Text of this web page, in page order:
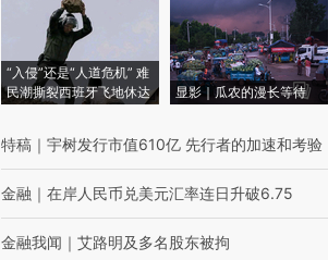
“入侵”还是“人道危机” 难
民潮撕裂西班牙飞地休达
显影｜瓜农的漫长等待
特稿 ｜ 宇树发行市值610亿 先行者的加速和考验
金融 ｜ 在岸人民币兑美元汇率连日升破6.75
金融我闻 ｜ 艾路明及多名股东被拘